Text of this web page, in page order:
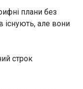
який,
перед
і забив у
Гендерсона
усього
прийшла
прогнозують
плани без
існують, але вони
строк